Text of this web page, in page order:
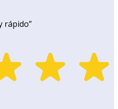
rápido”